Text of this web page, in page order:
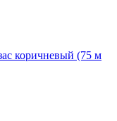
коричневый (75 м